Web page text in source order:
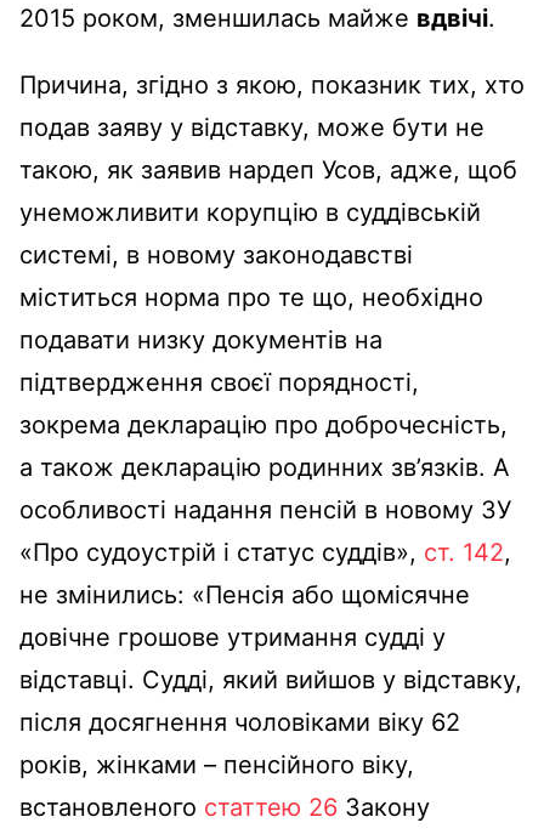
2015 роком, зменшилась майже вдвічі.
Причина, згідно з якою, показник тих, хто
подав заяву у відставку, може бути не
такою, як заявив нардеп Усов, адже, щоб
унеможливити корупцію в суддівській
системі, в новому законодавстві
міститься норма про те що, необхідно
подавати низку документів на
підтвердження своєї порядності,
зокрема декларацію про доброчесність,
а також декларацію родинних зв’язків. А
особливості надання пенсій в новому ЗУ
«Про судоустрій і статус суддів», ст. 142,
не змінились: «Пенсія або щомісячне
довічне грошове утримання судді у
відставці. Судді, який вийшов у відставку,
після досягнення чоловіками віку 62
років, жінками – пенсійного віку,
встановленого статтею 26 Закону